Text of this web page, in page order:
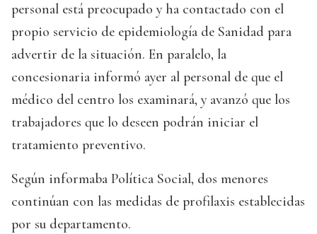
personal está preocupado y ha contactado con el
propio servicio de epidemiología de Sanidad para
advertir de la situación. En paralelo, la
concesionaria informó ayer al personal de que el
médico del centro los examinará, y avanzó que los
trabajadores que lo deseen podrán iniciar el
tratamiento preventivo.
Según informaba Política Social, dos menores
continúan con las medidas de profilaxis establecidas
por su departamento.